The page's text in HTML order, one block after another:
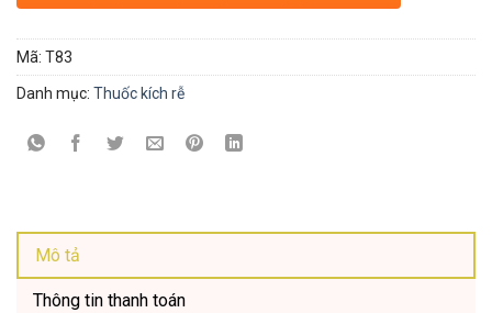
Mã: T83
Danh mục: Thuốc kích rễ
Mô tả
Thông tin thanh toán